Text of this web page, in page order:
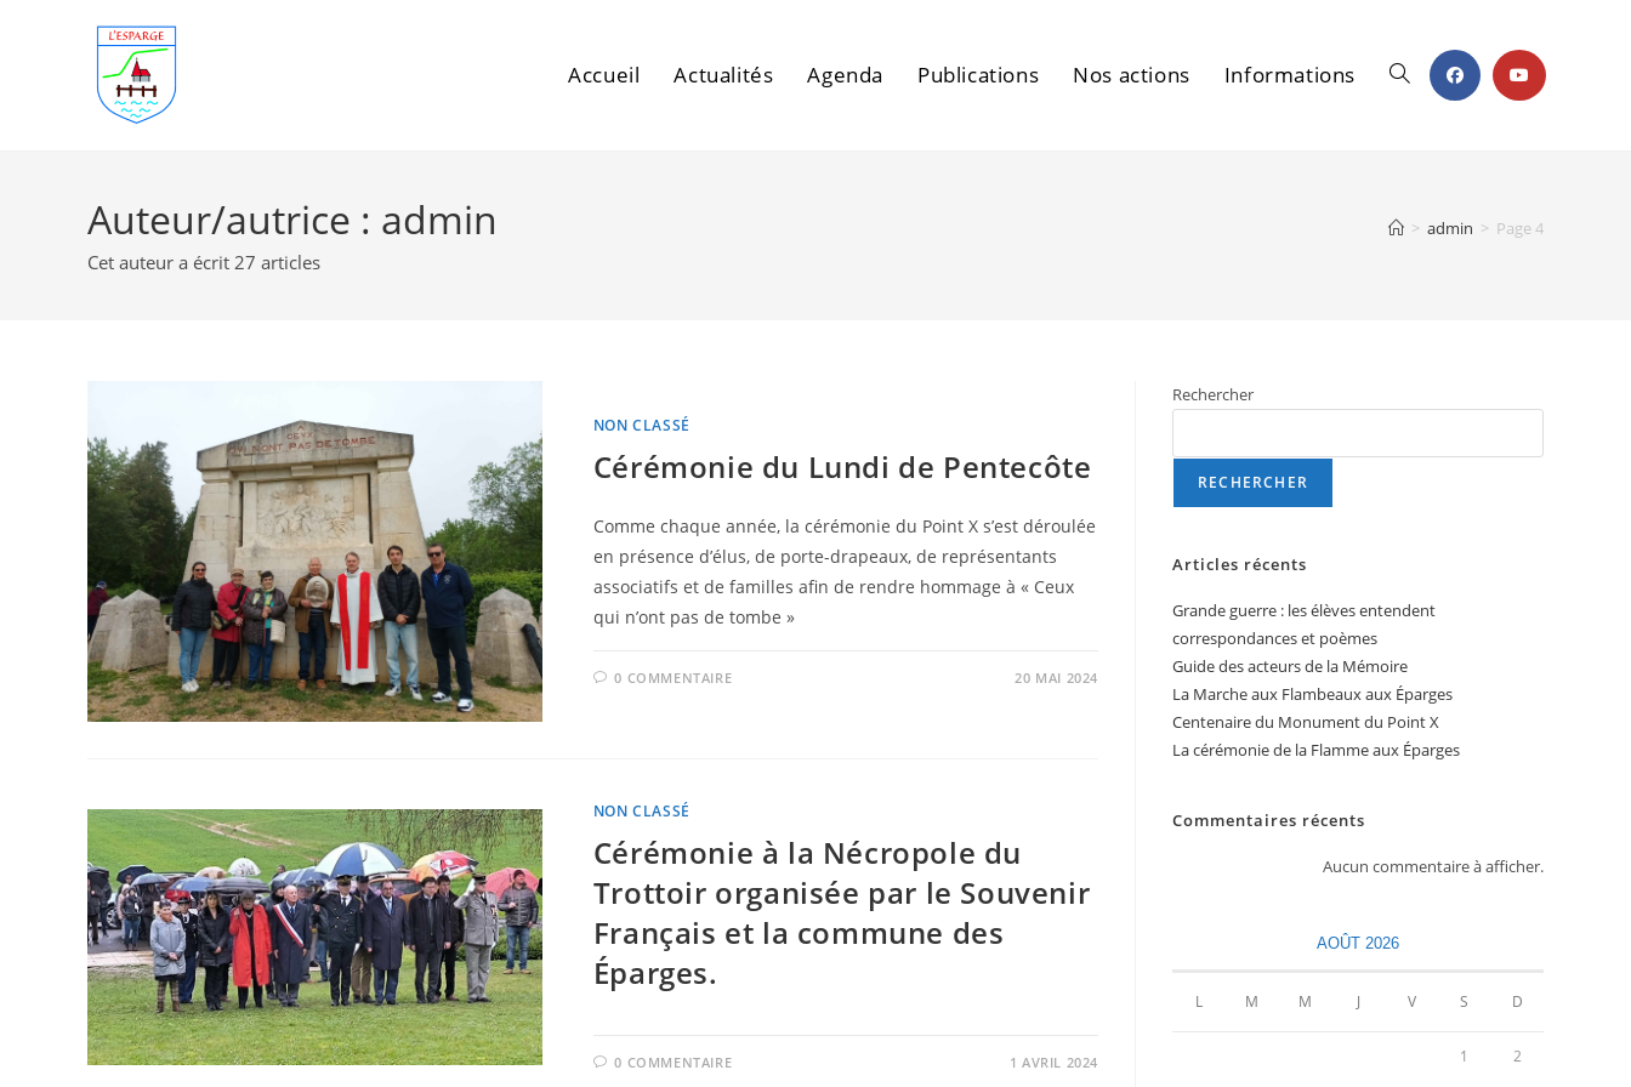
Accueil Actualités Agenda Publications Nos actions Informations Toggle
website
Auteur/autrice : admin
Cet auteur a écrit 27 articles
> admin > Page 4
NON CLASSÉ
Cérémonie du Lundi de Pentecôte
Comme chaque année, la cérémonie du Point X s’est déroulée
en présence d’élus, de porte-drapeaux, de représentants
associatifs et de familles afin de rendre hommage à « Ceux
qui n’ont pas de tombe »
0 COMMENTAIRE 20 MAI 2024
NON CLASSÉ
Cérémonie à la Nécropole du
Trottoir organisée par le Souvenir
Français et la commune des
Éparges.
0 COMMENTAIRE 1 AVRIL 2024
Rechercher
RECHERCHER
Articles récents
Grande guerre : les élèves entendent
correspondances et poèmes
Guide des acteurs de la Mémoire
La Marche aux Flambeaux aux Éparges
Centenaire du Monument du Point X
La cérémonie de la Flamme aux Éparges
Commentaires récents
Aucun commentaire à afficher.
AOÛT 2026
L M M J V S D
1 2